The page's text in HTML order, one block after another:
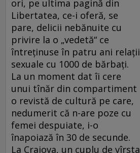
ori, pe ultima pagină din
Libertatea, ce-i oferă, se
pare, delicii nebănuite cu
privire la o „vedetă“ ce
întreţinuse în patru ani relaţii
sexuale cu 1000 de bărbaţi.
La un moment dat îi cere
unui tînăr din compartiment
o revistă de cultură pe care,
nedumerit că n-are poze cu
femei despuiate, i-o
înapoiază în 30 de secunde.
La Craiova, un cuplu de vîrsta